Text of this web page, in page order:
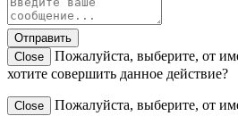
Отправить
Close
Пожалуйста, выберите, от
хотите совершить данное действие?
Close
Пожалуйста, выберите, от